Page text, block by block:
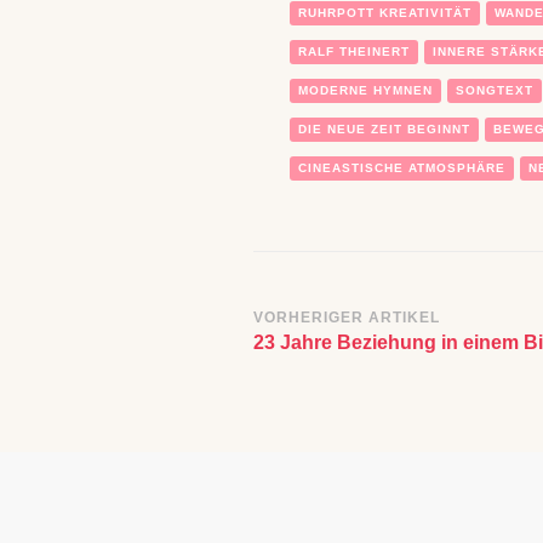
RUHRPOTT KREATIVITÄT
RALF THEINERT INNERE
MODERNE HYMNEN SONGTEXT
DIE NEUE ZEIT BEGINNT
CINEASTISCHE ATMOSPHÄRE
VORHERIGER ARTIKEL
23 Jahre Beziehung in einem